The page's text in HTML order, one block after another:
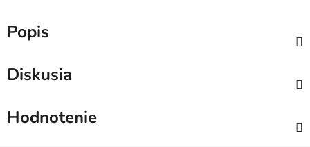
Popis
Diskusia
Hodnotenie